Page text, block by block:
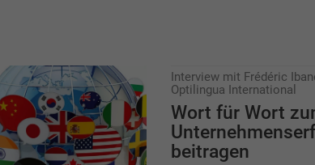
Interview mit Frédéric
Optilingua International
Wort für Wort
beitragen